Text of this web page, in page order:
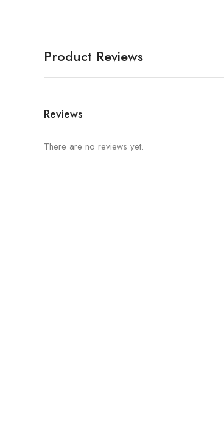
Product Reviews
Reviews
There are no reviews yet.